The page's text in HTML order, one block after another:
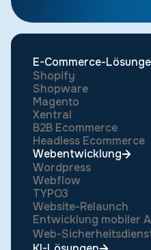
E-Commerce-
Shopify
Shopware
Magento
Xentral
B2B Ecommerce
Headless Ecommerce
Webentwicklung
Wordpress
Webflow
TYPO3
Website-Relaunch
Entwicklung mobiler
Web-